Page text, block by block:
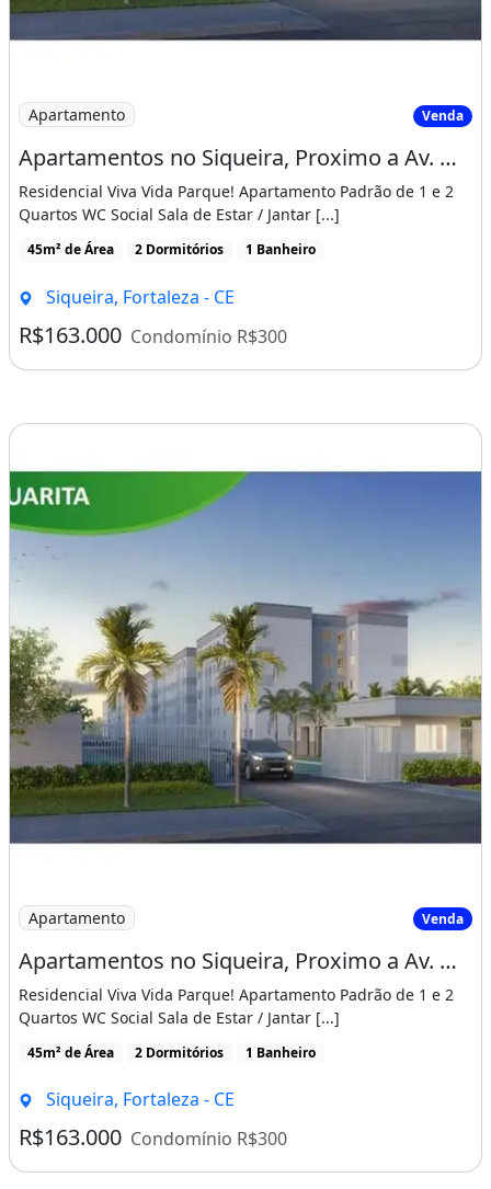
Imagem: Apartamentos no Siqueira, Proximo a Av
Apartamento Venda
Apartamentos no Siqueira, Proximo a Av. Osorio de Paiva, Entrada Facilitada!
Residencial Viva Vida Parque! Apartamento Padrão de 1 e 2
Quartos WC Social Sala de Estar / Jantar [...]
45m² de Área 2 Dormitórios 1 Banheiro
Siqueira, Fortaleza - CE
R$163.000 Condomínio R$300
Imagem: Apartamentos no Siqueira, Proximo a Av
Apartamento Venda
Apartamentos no Siqueira, Proximo a Av. Osorio de Paiva, Entrada Facilitada!
Residencial Viva Vida Parque! Apartamento Padrão de 1 e 2
Quartos WC Social Sala de Estar / Jantar [...]
45m² de Área 2 Dormitórios 1 Banheiro
Siqueira, Fortaleza - CE
R$163.000 Condomínio R$300